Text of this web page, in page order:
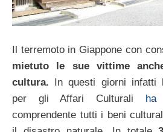
Il terremoto in Giappone con
mietuto le sue vittime
cultura. In questi giorni infatti
per gli Affari Culturali ha
comprendente tutti i beni